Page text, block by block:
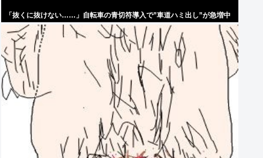
「抜くに抜けない……」自転車の青切符導入で”車道ハミ出し”が急増中